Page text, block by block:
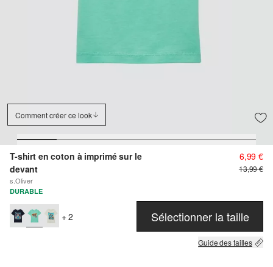
Comment créer ce look
T-shirt en coton à imprimé sur le
devant
s.Oliver
6,99 €
13,99 €
DURABLE
+ 2 Sélectionner la taille
Guide des tailles